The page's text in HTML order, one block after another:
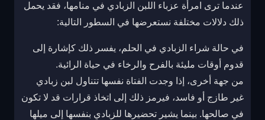
عندما ترى امرأة عزباء اللبن الزبادي في منامها، فقد يحمل
ذلك دلالات مختلفة نستعرضها في السطور التالية:
في حالة شراء الزبادي في الحلم، يفسر ذلك كإشارة إلى
قدوم أوقات مليئة بالفرح والرخاء في حياة الرائية.
من جهة أخرى، إذا وجدت الفتاة نفسها تتناول لبن زبادي
غير طازج أو فاسد، فيرمز ذلك إلى اتخاذ قرارات قد لا تكون
في صالحها. بينما يشير تحضيرها للزبادي بنفسها إلى ميلها